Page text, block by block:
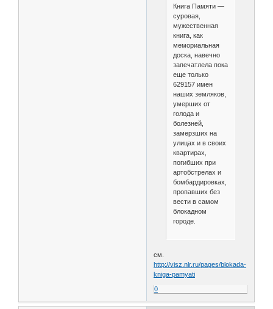
Книга Памяти —
суровая,
мужественная
книга, как
мемориальная
доска, навечно
запечатлела пока
еще только
629157 имен
наших земляков,
умерших от
голода и
болезней,
замерзших на
улицах и в своих
квартирах,
погибших при
артобстрелах и
бомбардировках,
пропавших без
вести в самом
блокадном
городе.
см.
http://visz.nlr.ru/pages/blokada-
kniga-pamyati
0